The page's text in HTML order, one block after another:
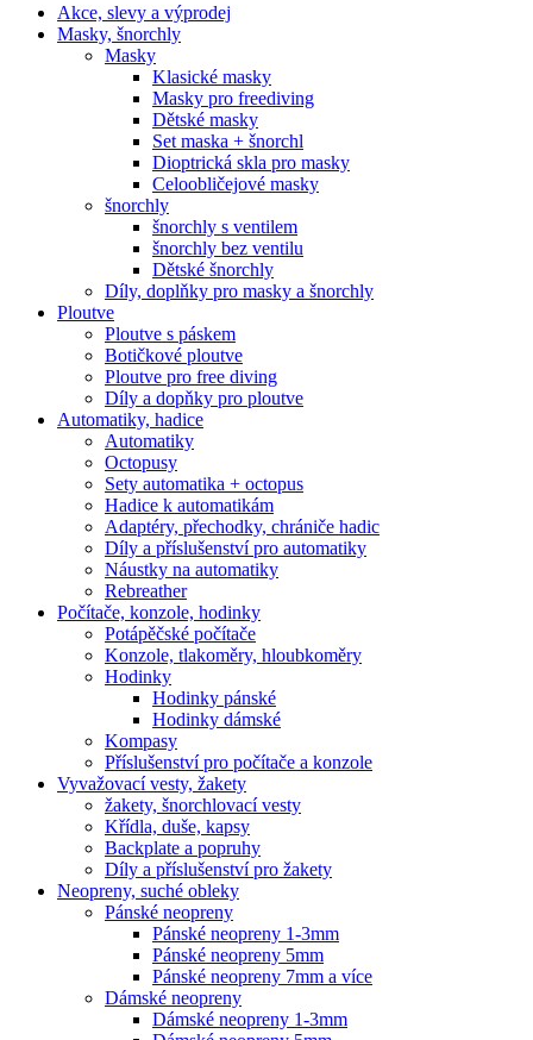
Akce, slevy a výprodej
Masky, šnorchly
Masky
Klasické masky
Masky pro freediving
Dětské masky
Set maska + šnorchl
Dioptrická skla pro masky
Celoobličejové masky
šnorchly
šnorchly s ventilem
šnorchly bez ventilu
Dětské šnorchly
Díly, doplňky pro masky a šnorchly
Ploutve
Ploutve s páskem
Botičkové ploutve
Ploutve pro free diving
Díly a dopňky pro ploutve
Automatiky, hadice
Automatiky
Octopusy
Sety automatika + octopus
Hadice k automatikám
Adaptéry, přechodky, chrániče hadic
Díly a příslušenství pro automatiky
Náustky na automatiky
Rebreather
Počítače, konzole, hodinky
Potápěčské počítače
Konzole, tlakoměry, hloubkoměry
Hodinky
Hodinky pánské
Hodinky dámské
Kompasy
Příslušenství pro počítače a konzole
Vyvažovací vesty, žakety
žakety, šnorchlovací vesty
Křídla, duše, kapsy
Backplate a popruhy
Díly a příslušenství pro žakety
Neopreny, suché obleky
Pánské neopreny
Pánské neopreny 1-3mm
Pánské neopreny 5mm
Pánské neopreny 7mm a více
Dámské neopreny
Dámské neopreny 1-3mm